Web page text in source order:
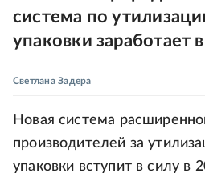
система по
упаковки заработает
Светлана Задера
Новая система
производителей за
упаковки вступит в силу в